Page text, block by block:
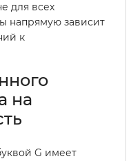
для всех
напрямую зависит
к
на
G имеет